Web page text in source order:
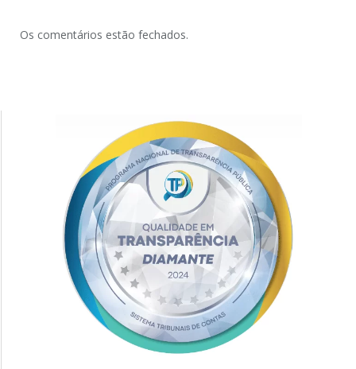
Os comentários estão fechados.